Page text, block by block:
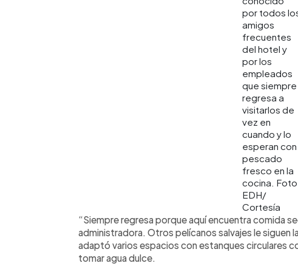
por todos
amigos
frecuentes
del hotel y
por los
empleados
que siempre
regresa a
visitarlos de
vez en
cuando y lo
esperan con
pescado
fresco en la
cocina. Foto
EDH/
Cortesía
“Siempre regresa porque aquí encuentra comida
administradora. Otros pelícanos salvajes le siguen
adaptó varios espacios con estanques circulares
tomar agua dulce.